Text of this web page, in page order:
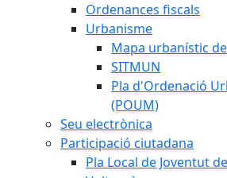
Ordenances fiscals
Urbanisme
Mapa urbanístic
SITMUN
Pla d'Ordenació
(POUM)
Seu electrònica
Participació ciutadana
Pla Local de Joventut